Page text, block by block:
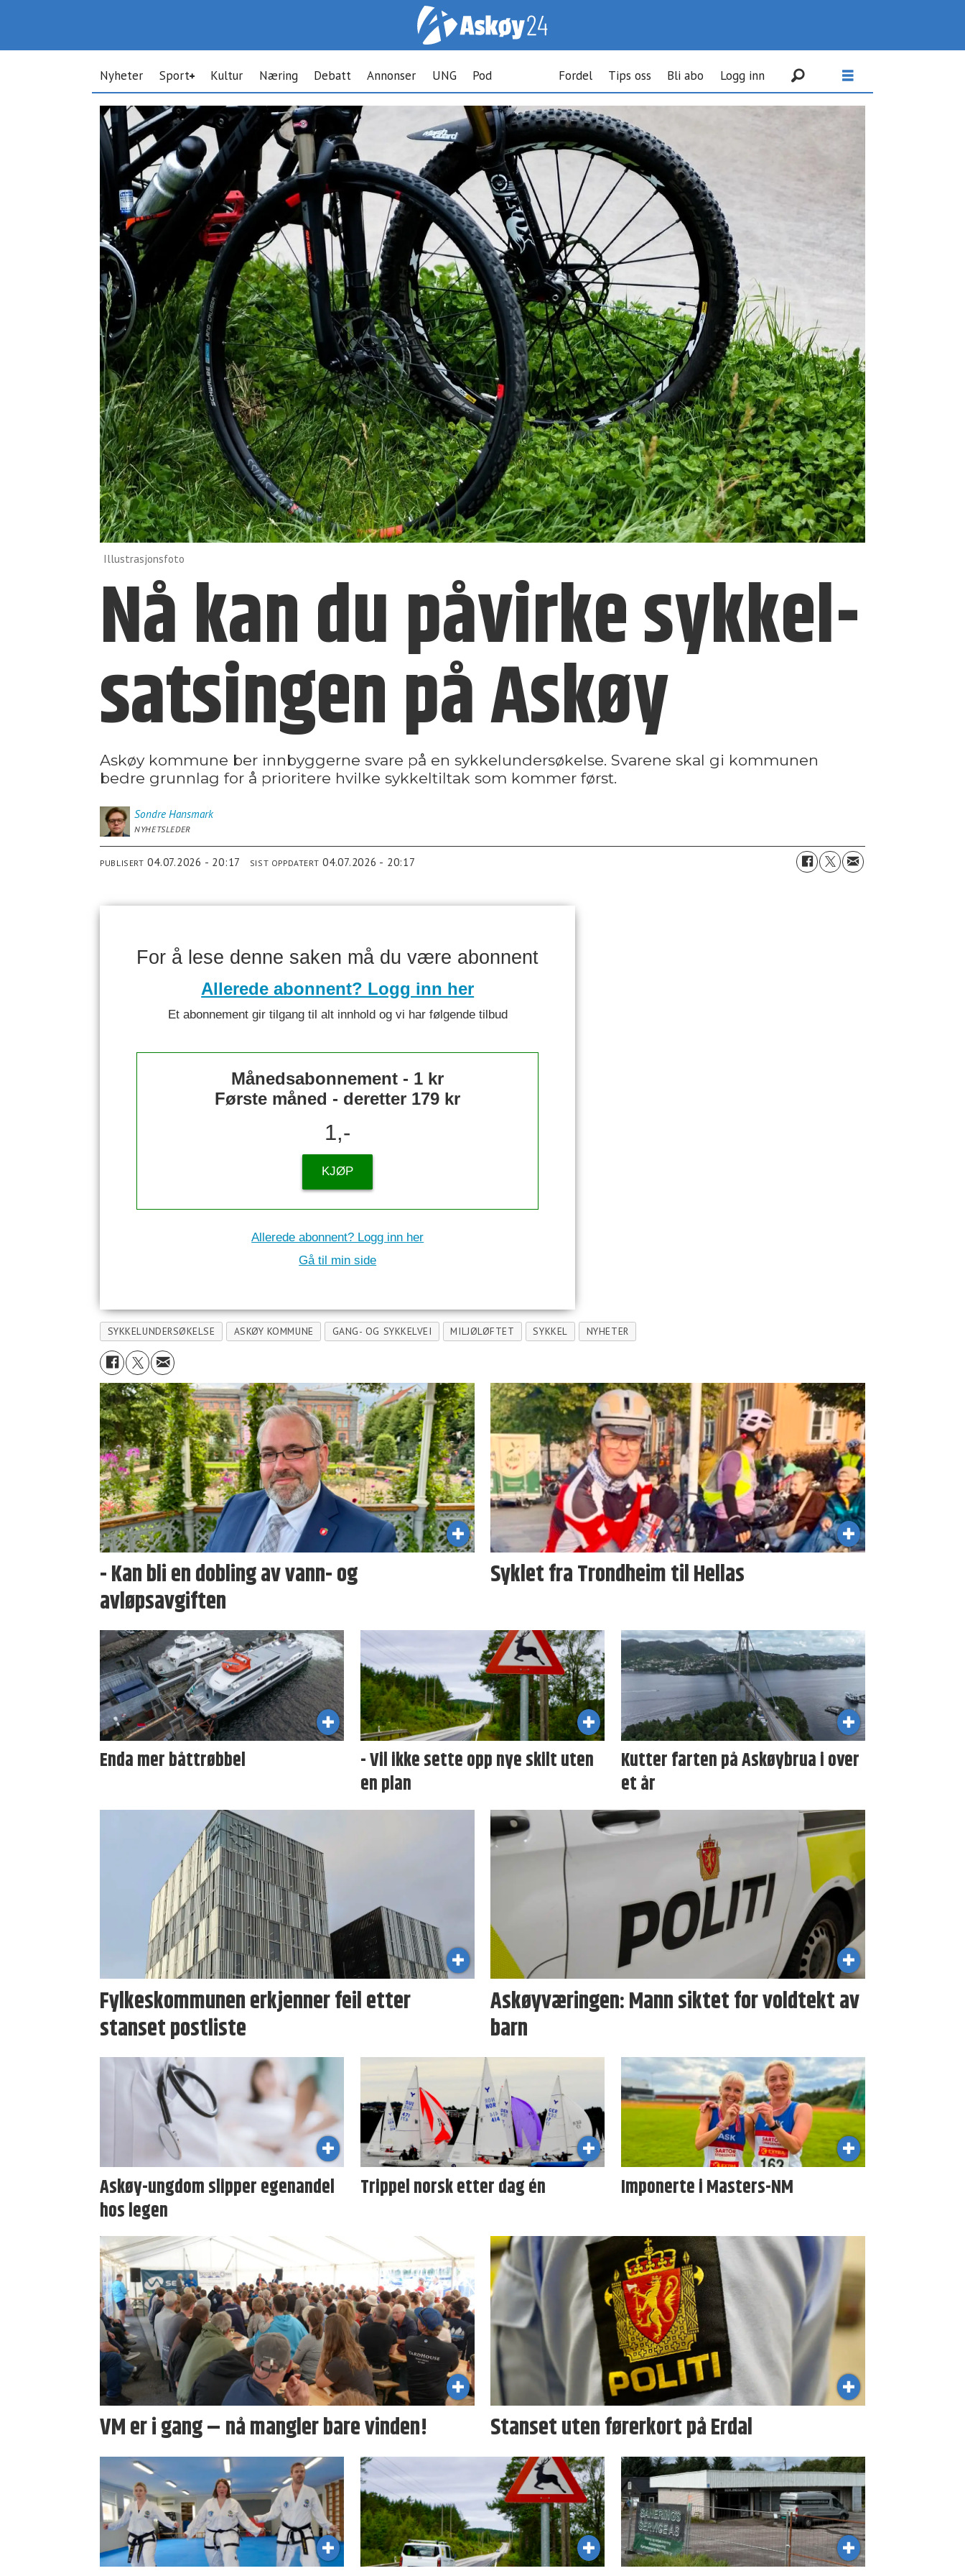
Nyheter Sport Kultur Næring Debatt Annonser UNG Pod Fordel Tips oss Bli abo Logg inn
Illustrasjonsfoto
Nå kan du påvirke sykkel­
satsingen på Askøy
Askøy kommune ber innbyggerne svare på en sykkelundersøkelse. Svarene skal gi kommunen
bedre grunnlag for å prioritere hvilke sykkeltiltak som kommer først.
Sondre Hansmark
NYHETSLEDER
PUBLISERT 04.07.2026 - 20:17 SIST OPPDATERT 04.07.2026 - 20:17
For å lese denne saken må du være abonnent
Allerede abonnent? Logg inn her
Et abonnement gir tilgang til alt innhold og vi har følgende tilbud
Månedsabonnement - 1 kr
Første måned - deretter 179 kr
1,-
KJØP
Allerede abonnent? Logg inn her
Gå til min side
SYKKELUNDERSØKELSE ASKØY KOMMUNE GANG- OG SYKKELVEI MILJØLØFTET SYKKEL NYHETER
- Kan bli en dobling av vann- og
avløpsavgiften
Syklet fra Trondheim til Hellas
Enda mer båttrøbbel
- Vil ikke sette opp nye skilt uten
en plan
Kutter farten på Askøybrua i over
et år
Fylkeskommunen erkjenner feil etter
stanset postliste
Askøyværingen: Mann siktet for voldtekt av
barn
Askøy-ungdom slipper egenandel
hos legen
Trippel norsk etter dag én Imponerte i Masters-NM
VM er i gang – nå mangler bare vinden! Stanset uten førerkort på Erdal